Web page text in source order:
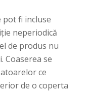
pot fi incluse
neperiodică
de produs nu
Coaserea se
ce
de o coperta